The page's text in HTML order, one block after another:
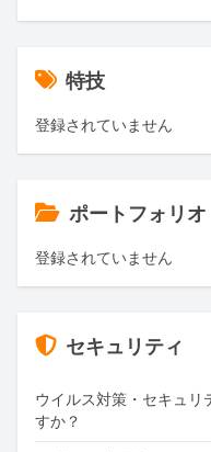
特技
登録されていません
ポートフォリオ
登録されていません
セキュリティ
ウイルス対策・セキュリ
すか？